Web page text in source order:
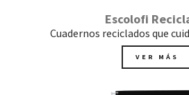
Escolofi
Cuadernos reciclados que
VER MÁS